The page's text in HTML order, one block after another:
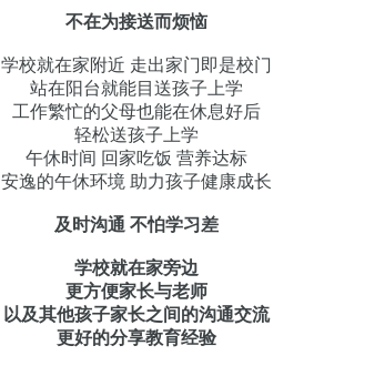
不在为接送而烦恼
学校就在家附近 走出家门即是校门
站在阳台就能目送孩子上学
工作繁忙的父母也能在休息好后
轻松送孩子上学
午休时间 回家吃饭 营养达标
安逸的午休环境 助力孩子健康成长
及时沟通 不怕学习差
学校就在家旁边
更方便家长与老师
以及其他孩子家长之间的沟通交流
更好的分享教育经验